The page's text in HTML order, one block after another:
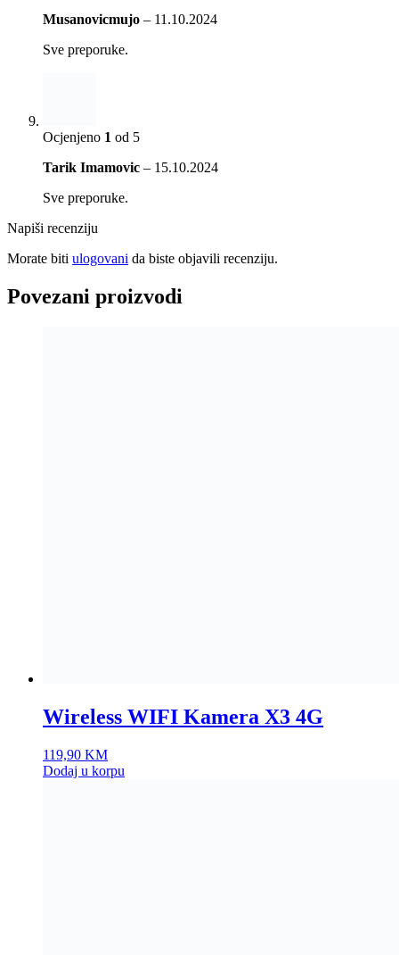
Musanovicmujo – 11.10.2024
Sve preporuke.
Ocjenjeno 1 od 5
Tarik Imamovic – 15.10.2024
Sve preporuke.
Napiši recenziju
Morate biti ulogovani da biste objavili recenziju.
Povezani proizvodi
Wireless WIFI Kamera X3 4G
119,90 KM
Dodaj u korpu